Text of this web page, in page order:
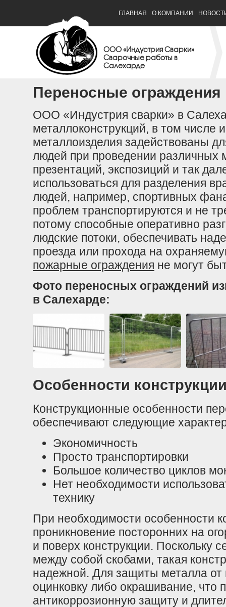
ГЛАВНАЯ О КОМПАНИИ
ООО «Индустрия Сварки»
Сварочные работы в
Салехарде
Переносные ограждения
ООО «Индустрия сварки» в
металлоконструкций, в том числе
металлоизделия задействованы
людей при проведении различных
презентаций, экспозиций и так
использоваться для разделения
людей, например, спортивных
проблем транспортируются и не
потому способные оперативно
людские потоки, обеспечивать
проезда или прохода на
пожарные ограждения не могут
Фото переносных ограждений
в Салехарде:
Особенности
Конструкционные особенности
обеспечивают следующие
Экономичность
Просто транспортировки
Большое количество циклов
Нет необходимости
технику
При необходимости особенности
проникновение посторонних на
и поверх конструкции. Поскольку
между собой скобами, такая
надежной. Для защиты металла от
оцинковку либо окрашивание, что
антикоррозионную защиту и